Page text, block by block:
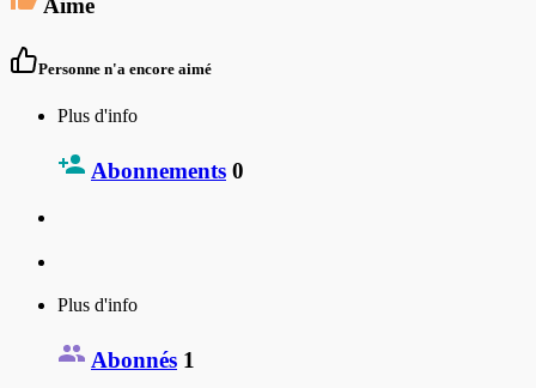
Aime
Personne n'a encore aimé
Plus d'info
Abonnements 0
Plus d'info
Abonnés 1